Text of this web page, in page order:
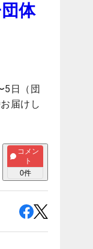
体
5日（団
届けし
コメン
ト
0件